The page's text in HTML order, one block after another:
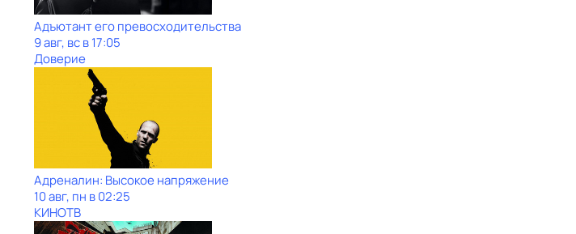
Адъютант его превосходительства
9 авг, вс в 17:05
Доверие
Адреналин: Высокое напряжение
10 авг, пн в 02:25
КИНОТВ